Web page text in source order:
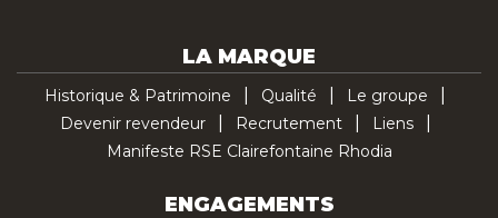
LA MARQUE
Historique & Patrimoine Qualité
Le groupe
Devenir revendeur
Recrutement
Liens
Manifeste RSE Clairefontaine Rhodia
ENGAGEMENTS